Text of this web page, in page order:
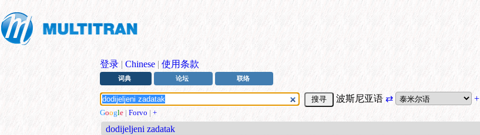
登录 | Chinese | 使用条款
词典 论坛 联络
波斯尼亚语 ⇄ +
Google | Forvo | +
dodijeljeni zadatak